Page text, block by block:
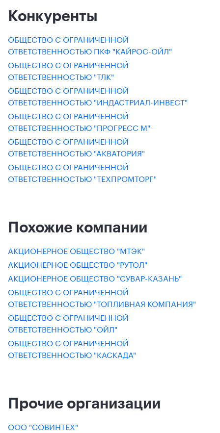
Конкуренты
ОБЩЕСТВО С ОГРАНИЧЕННОЙ
ОТВЕТСТВЕННОСТЬЮ ПКФ "КАЙРОС-ОЙЛ"
ОБЩЕСТВО С ОГРАНИЧЕННОЙ
ОТВЕТСТВЕННОСТЬЮ "ТЛК"
ОБЩЕСТВО С ОГРАНИЧЕННОЙ
ОТВЕТСТВЕННОСТЬЮ "ИНДАСТРИАЛ-ИНВЕСТ"
ОБЩЕСТВО С ОГРАНИЧЕННОЙ
ОТВЕТСТВЕННОСТЬЮ "ПРОГРЕСС М"
ОБЩЕСТВО С ОГРАНИЧЕННОЙ
ОТВЕТСТВЕННОСТЬЮ "АКВАТОРИЯ"
ОБЩЕСТВО С ОГРАНИЧЕННОЙ
ОТВЕТСТВЕННОСТЬЮ "ТЕХПРОМТОРГ"
Похожие компании
АКЦИОНЕРНОЕ ОБЩЕСТВО "МТЭК"
АКЦИОНЕРНОЕ ОБЩЕСТВО "РУТОЛ"
АКЦИОНЕРНОЕ ОБЩЕСТВО "СУВАР-КАЗАНЬ"
ОБЩЕСТВО С ОГРАНИЧЕННОЙ
ОТВЕТСТВЕННОСТЬЮ "ТОПЛИВНАЯ КОМПАНИЯ"
ОБЩЕСТВО С ОГРАНИЧЕННОЙ
ОТВЕТСТВЕННОСТЬЮ "ОЙЛ"
ОБЩЕСТВО С ОГРАНИЧЕННОЙ
ОТВЕТСТВЕННОСТЬЮ "КАСКАДА"
Прочие организации
ООО "СОВИНТЕХ"